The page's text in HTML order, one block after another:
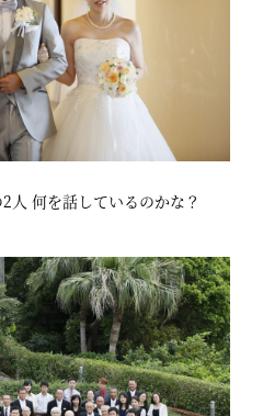
人 何を話しているのかな？